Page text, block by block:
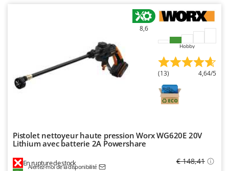
8,6
Hobby
(13) 4,64/5
Pistolet nettoyeur haute pression Worx WG620E 20V
Lithium avec batterie 2A Powershare
En rupture de stock
Alertez-moi de la disponibilité
€ 148,41